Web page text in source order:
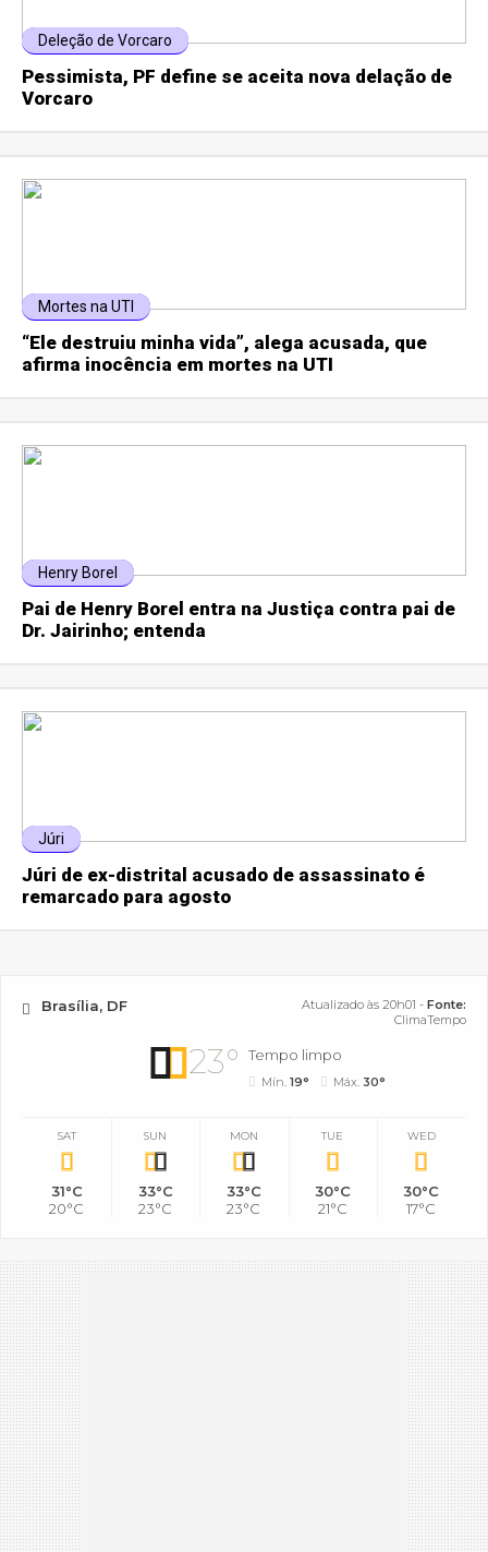
Deleção de Vorcaro
Pessimista, PF define se aceita nova delação de
Vorcaro
Mortes na UTI
“Ele destruiu minha vida”, alega acusada, que
afirma inocência em mortes na UTI
Henry Borel
Pai de Henry Borel entra na Justiça contra pai de
Dr. Jairinho; entenda
Júri
Júri de ex-distrital acusado de assassinato é
remarcado para agosto
Brasília, DF Atualizado às 20h01 - Fonte:
ClimaTempo
23° Tempo limpo
Mín.19° Máx. 30°
SAT
31°C
20°C
SUN
33°C
23°C
MON
33°C
23°C
TUE
30°C
21°C
WED
30°C
17°C